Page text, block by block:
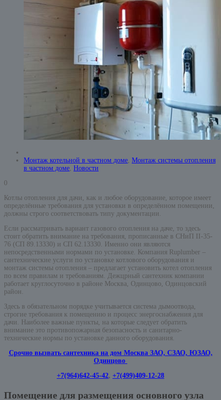
Монтаж котельной в частном доме, Монтаж системы отопления
в частном доме, Новости
0
Котлы отопления для дачи, как и любое оборудование, которое имеет
определённые требования для установки в определённом помещении,
должны строго соответствовать типу документации.
Если рассматривать вариант газового отопления на даче, то здесь
стоит обратить внимание на требования, прописанные в СНиП II-35-
76 (СП 89.13330) и СП 62.13330. Именно они являются
непосредственными нормами по установке. Компания Ruplumber –
сантехнические услуги по установке котлового оборудования и
монтаж системы отопления – предлагает установить котел отопления
по всем правилам и требованиям. Дежцрный сантехник компании
работает круглосуточно в районе Москва, Одинцово, Одинцовский
район.
Здесь в обязательном порядке учитывается система дымоотвода,
строгие требования к помещению и процесс энергоснабжения для
дачи. Наиболее важные пункты, на которые следует обратить
внимание это противопожарная безопасность и санитарно-
технические нормы по установке данного оборудования.
Срочно вызвать сантехника на дом Москва ЗАО, СЗАО, ЮЗАО,
Одинцово
+7(964)642-45-42, +7(499)409-12-28
Помещение для размещения основного узла